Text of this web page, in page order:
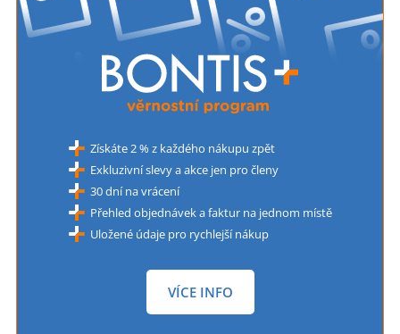
Získáte 2 % z každého nákupu zpět
Exkluzivní slevy a akce jen pro členy
30 dní na vrácení
Přehled objednávek a faktur na jednom místě
Uložené údaje pro rychlejší nákup
VÍCE INFO